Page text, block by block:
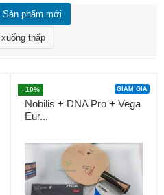
Sản phẩm mới
thấp
Nobilis + DNA Pro + Vega
Eur...
- 10% GIẢM GIÁ